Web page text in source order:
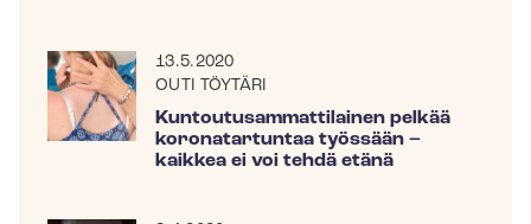
13.5.2020
OUTI TÖYTÄRI
Kun­tou­tusam­mat­ti­lai­nen pelkää
koronatartuntaa työssään –
kaikkea ei voi tehdä etänä